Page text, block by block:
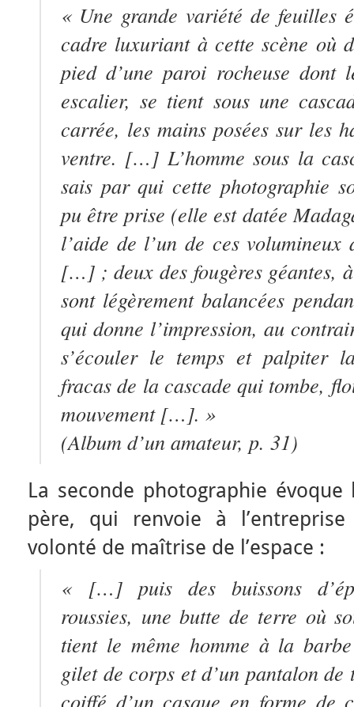
« Une grande variété de
cadre luxuriant à cette scène où
pied d’une paroi rocheuse dont
escalier, se tient sous une
carrée, les mains posées sur les
ventre. […] L’homme sous la
sais par qui cette photographie
pu être prise (elle est datée
l’aide de l’un de ces
[…] ; deux des fougères géantes,
sont légèrement balancées
qui donne l’impression, au
s’écouler le temps et palpiter
fracas de la cascade qui tombe,
mouvement […]. »
(Album d’un amateur, p. 31)
La seconde photographie
père, qui renvoie à
volonté de maîtrise de l’espace :
« […] puis des buissons
roussies, une butte de terre où
tient le même homme à la
gilet de corps et d’un pantalon
coiffé d’un casque en forme de